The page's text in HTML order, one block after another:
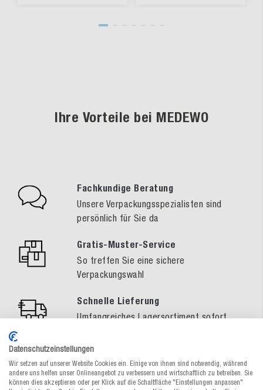
Ihre Vorteile bei MEDEWO
Fachkundige Beratung
Unsere Verpackungsspezialisten sind
persönlich für Sie da
Gratis-Muster-Service
So treffen Sie eine sichere
Verpackungswahl
Schnelle Lieferung
Umfangreiches Lagersortiment sofort
Datenschutzeinstellungen
Wir setzen auf unserer Website Cookies ein. Einige von ihnen sind notwendig, während
andere uns helfen unser Onlineangebot zu verbessern und wirtschaftlich zu betreiben. Sie
können dies akzeptieren oder per Klick auf die Schaltfläche "Einstellungen anpassen"